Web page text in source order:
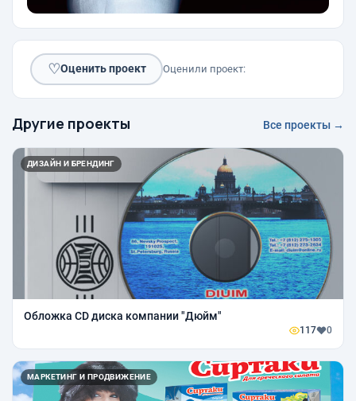
♡Оценить проект Оценили проект:
Другие проекты Все проекты →
ДИЗАЙН И БРЕНДИНГ
Обложка CD диска компании "Дюйм"
117 0
МАРКЕТИНГ И ПРОДВИЖЕНИЕ